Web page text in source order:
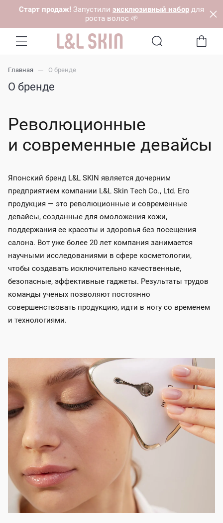
Старт продаж! Запустили эксклюзивный набор для
роста волос 🌱
Главная О бренде
О бренде
Революционные
и современные девайсы
Японский бренд L&L SKIN является дочерним
предприятием компании L&L Skin Tech Co., Ltd. Его
продукция — это революционные и современные
девайсы, созданные для омоложения кожи,
поддержания ее красоты и здоровья без посещения
салона. Вот уже более 20 лет компания занимается
научными исследованиями в сфере косметологии,
чтобы создавать исключительно качественные,
безопасные, эффективные гаджеты. Результаты трудов
команды ученых позволяют постоянно
совершенствовать продукцию, идти в ногу со временем
и технологиями.